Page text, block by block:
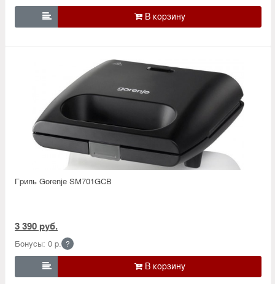

Гриль Gorenje SM701GCB
3 390 руб.
Бонусы: 0 р. ?
